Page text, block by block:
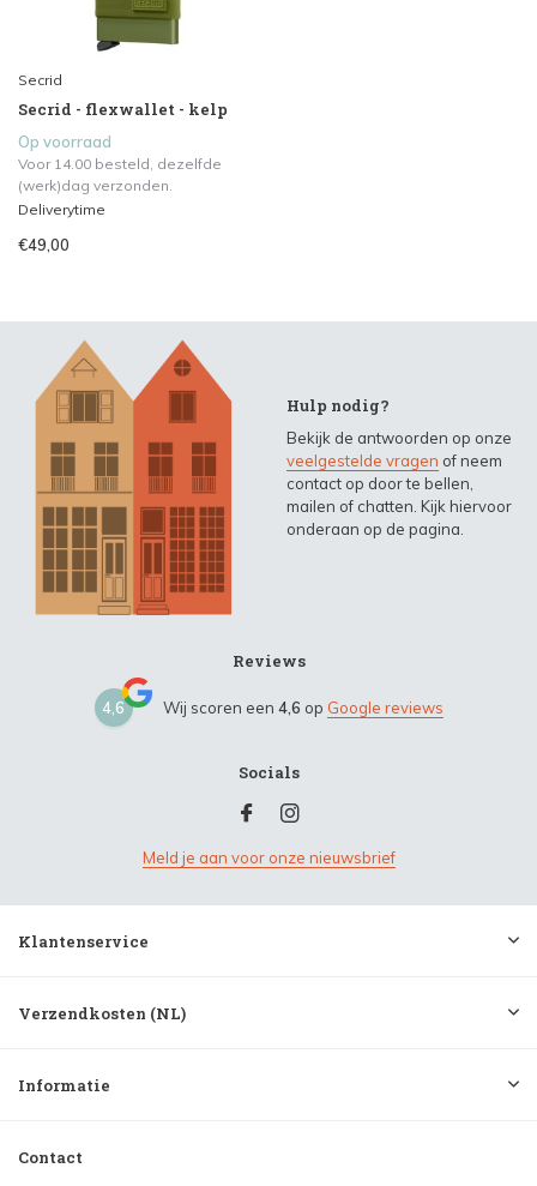
Secrid
Secrid - flexwallet - kelp
Op voorraad
Voor 14.00 besteld, dezelfde
(werk)dag verzonden.
Deliverytime
€49,00
Hulp nodig?
Bekijk de antwoorden op onze
veelgestelde vragen of neem
contact op door te bellen,
mailen of chatten. Kijk hiervoor
onderaan op de pagina.
Reviews
4,6 Wij scoren een 4,6 op Google reviews
Socials
Meld je aan voor onze nieuwsbrief
Klantenservice
Verzendkosten (NL)
Informatie
Contact